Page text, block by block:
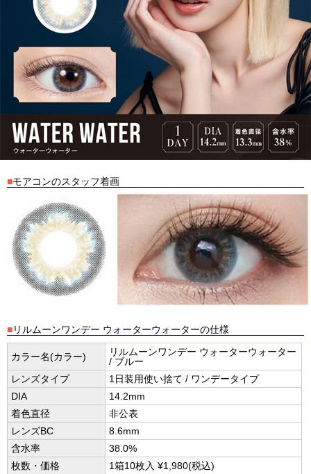
■モアコンのスタッフ着画
■リルムーンワンデー ウォーターウォーターの仕様
カラー名(カラー)
リルムーンワンデー ウォーターウォーター
/ ブルー
レンズタイプ
1日装用使い捨て / ワンデータイプ
DIA
14.2mm
着色直径
非公表
レンズBC
8.6mm
含水率
38.0%
枚数・価格
1箱10枚入 ¥1,980(税込)